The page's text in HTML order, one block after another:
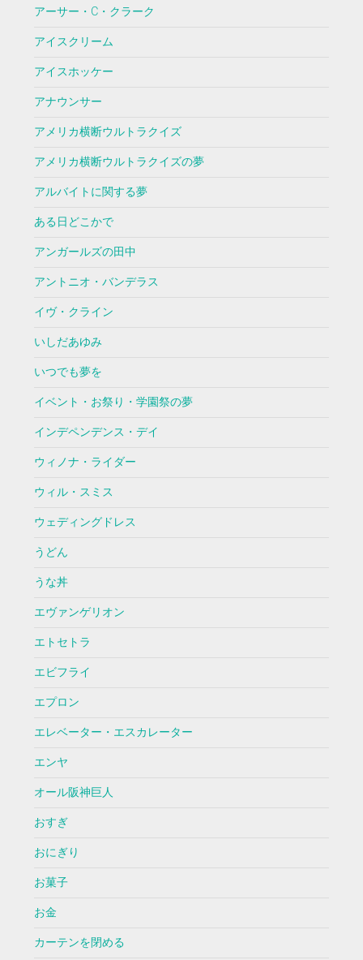
アーサー・C・クラーク
アイスクリーム
アイスホッケー
アナウンサー
アメリカ横断ウルトラクイズ
アメリカ横断ウルトラクイズの夢
アルバイトに関する夢
ある日どこかで
アンガールズの田中
アントニオ・バンデラス
イヴ・クライン
いしだあゆみ
いつでも夢を
イベント・お祭り・学園祭の夢
インデペンデンス・デイ
ウィノナ・ライダー
ウィル・スミス
ウェディングドレス
うどん
うな丼
エヴァンゲリオン
エトセトラ
エビフライ
エプロン
エレベーター・エスカレーター
エンヤ
オール阪神巨人
おすぎ
おにぎり
お菓子
お金
カーテンを閉める